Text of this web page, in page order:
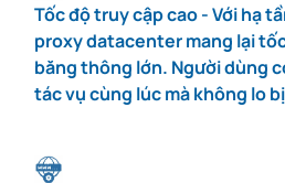
Tốc độ truy cập cao - Với hạ
proxy datacenter mang lại
băng thông lớn. Người dùng
tác vụ cùng lúc mà không lo